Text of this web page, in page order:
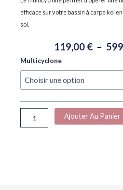
efficace sur votre bassin à carpe koi
sol.
119,00 € –
Multicyclone
quantité
de
MULTICYCLONE
FILTRE
Ajouter Au Panier